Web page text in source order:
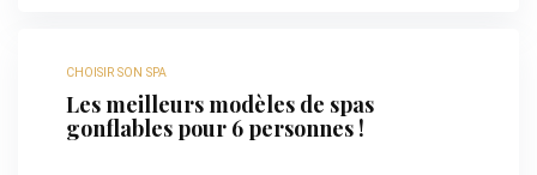
CHOISIR SON SPA
Les meilleurs modèles de spas
gonflables pour 6 personnes !